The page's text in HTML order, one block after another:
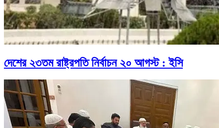
দেশের ২৩তম রাষ্ট্রপতি নির্বাচন ২০ আগস্ট : ইসি